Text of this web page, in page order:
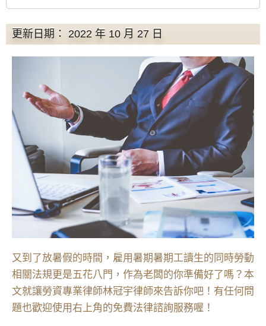
更新日期： 2022 年 10 月 27 日
又到了放暑假的時間，雇用暑期暑期工讀生的同時勞動
相關法規更是五花八門，作為老闆的你準備好了嗎？本
文就讓勞資專業律師林冠宇律師來告訴你吧！有任何問
題也歡迎使用右上角的免費法律諮詢服務喔！